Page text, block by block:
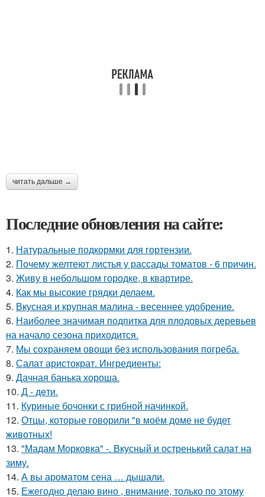
читать дальше →
Последние обновления на сайте:
1. Натуральные подкормки для гортензии.
2. Почему желтеют листья у рассады томатов - 6 причин.
3. Живу в небольшом городке, в квартире.
4. Как мы высокие грядки делаем.
5. Вкусная и крупная малина - весеннее удобрение.
6. Наиболее значимая подпитка для плодовых деревьев
на начало сезона приходится.
7. Мы сохраняем овощи без использования погреба.
8. Салат аристократ. Ингредиенты:
9. Дачная банька хороша.
10. Д - дeти.
11. Куриные бочонки с грибной начинкой.
12. Отцы, которые говорили "в моём доме не будет
животных!
13. "Мадам Морковка" -. Вкусный и остренький салат на
зиму.
14. А вы ароматом сена … дышали.
15. Ежегодно делаю вино , внимание, только по этому